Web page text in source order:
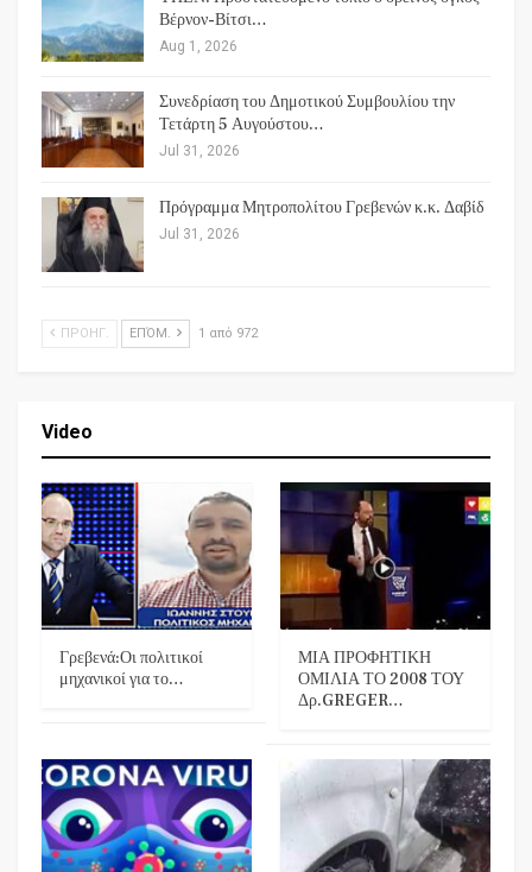
Βέρνον-Βίτσι…
Aug 1, 2026
Συνεδρίαση του Δημοτικού Συμβουλίου την
Τετάρτη 5 Αυγούστου…
Jul 31, 2026
Πρόγραμμα Μητροπολίτου Γρεβενών κ.κ. Δαβίδ
Jul 31, 2026
ΠΡΟΗΓ. ΕΠΌΜ. 1 από 972
Video
Γρεβενά:Οι πολιτικοί
μηχανικοί για το…
ΜΙΑ ΠΡΟΦΗΤΙΚΗ
ΟΜΙΛΙΑ ΤΟ 2008 ΤΟΥ
Δρ.GREGER…